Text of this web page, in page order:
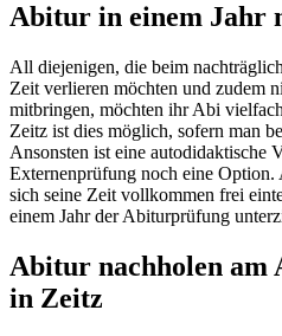
Abitur in einem Jahr
All diejenigen, die beim
Zeit verlieren möchten und zudem
mitbringen, möchten ihr Abi
Zeitz ist dies möglich, sofern man
Ansonsten ist eine autodidaktische
Externenprüfung noch eine
sich seine Zeit vollkommen frei
einem Jahr der Abiturprüfung
Abitur nachholen am
in Zeitz